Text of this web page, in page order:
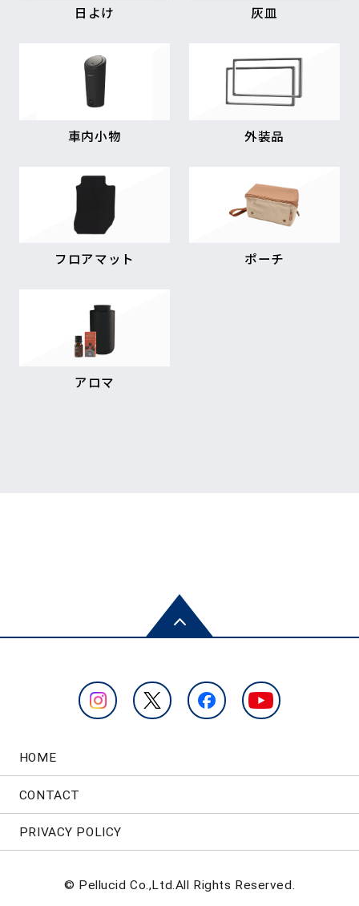
日よけ 灰皿
車内小物 外装品
フロアマット ポーチ
アロマ
HOME
CONTACT
PRIVACY POLICY
© Pellucid Co.,Ltd.All Rights Reserved.